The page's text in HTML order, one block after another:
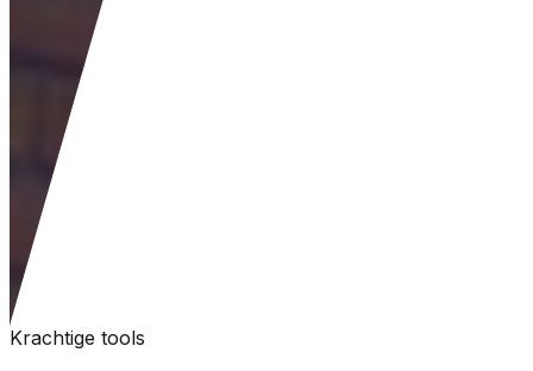
Krachtige tools